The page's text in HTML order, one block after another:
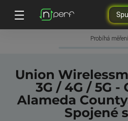
Probíhá měření
Union
3G / 4G / 5G -
Alameda
Spojené